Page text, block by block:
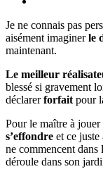
Je ne connais pas
aisément imaginerle
maintenant.
Le meilleur
blessé si gravement
déclarerforfait pour
Pour le maître à jouer
s’effondre et ce juste
ne commencent
déroule dans son